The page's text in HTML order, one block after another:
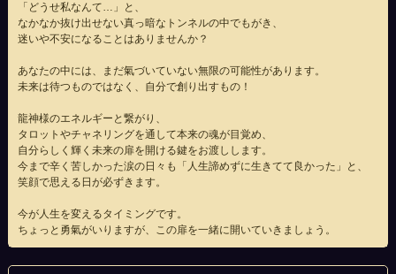
「どうせ私なんて…」と、
なかなか抜け出せない真っ暗なトンネルの中でもがき、
迷いや不安になることはありませんか？
あなたの中には、まだ氣づいていない無限の可能性があります。
未来は待つものではなく、自分で創り出すもの！
龍神様のエネルギーと繋がり、
タロットやチャネリングを通して本来の魂が目覚め、
自分らしく輝く未来の扉を開ける鍵をお渡しします。
今まで辛く苦しかった涙の日々も「人生諦めずに生きてて良かった」と、
笑顔で思える日が必ずきます。
今が人生を変えるタイミングです。
ちょっと勇氣がいりますが、この扉を一緒に開いていきましょう。